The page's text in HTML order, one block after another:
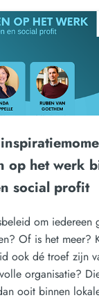
op het werk
social profit
om iedereen
Of is het meer?
ook dé troef zijn
organisatie?
ooit binnen